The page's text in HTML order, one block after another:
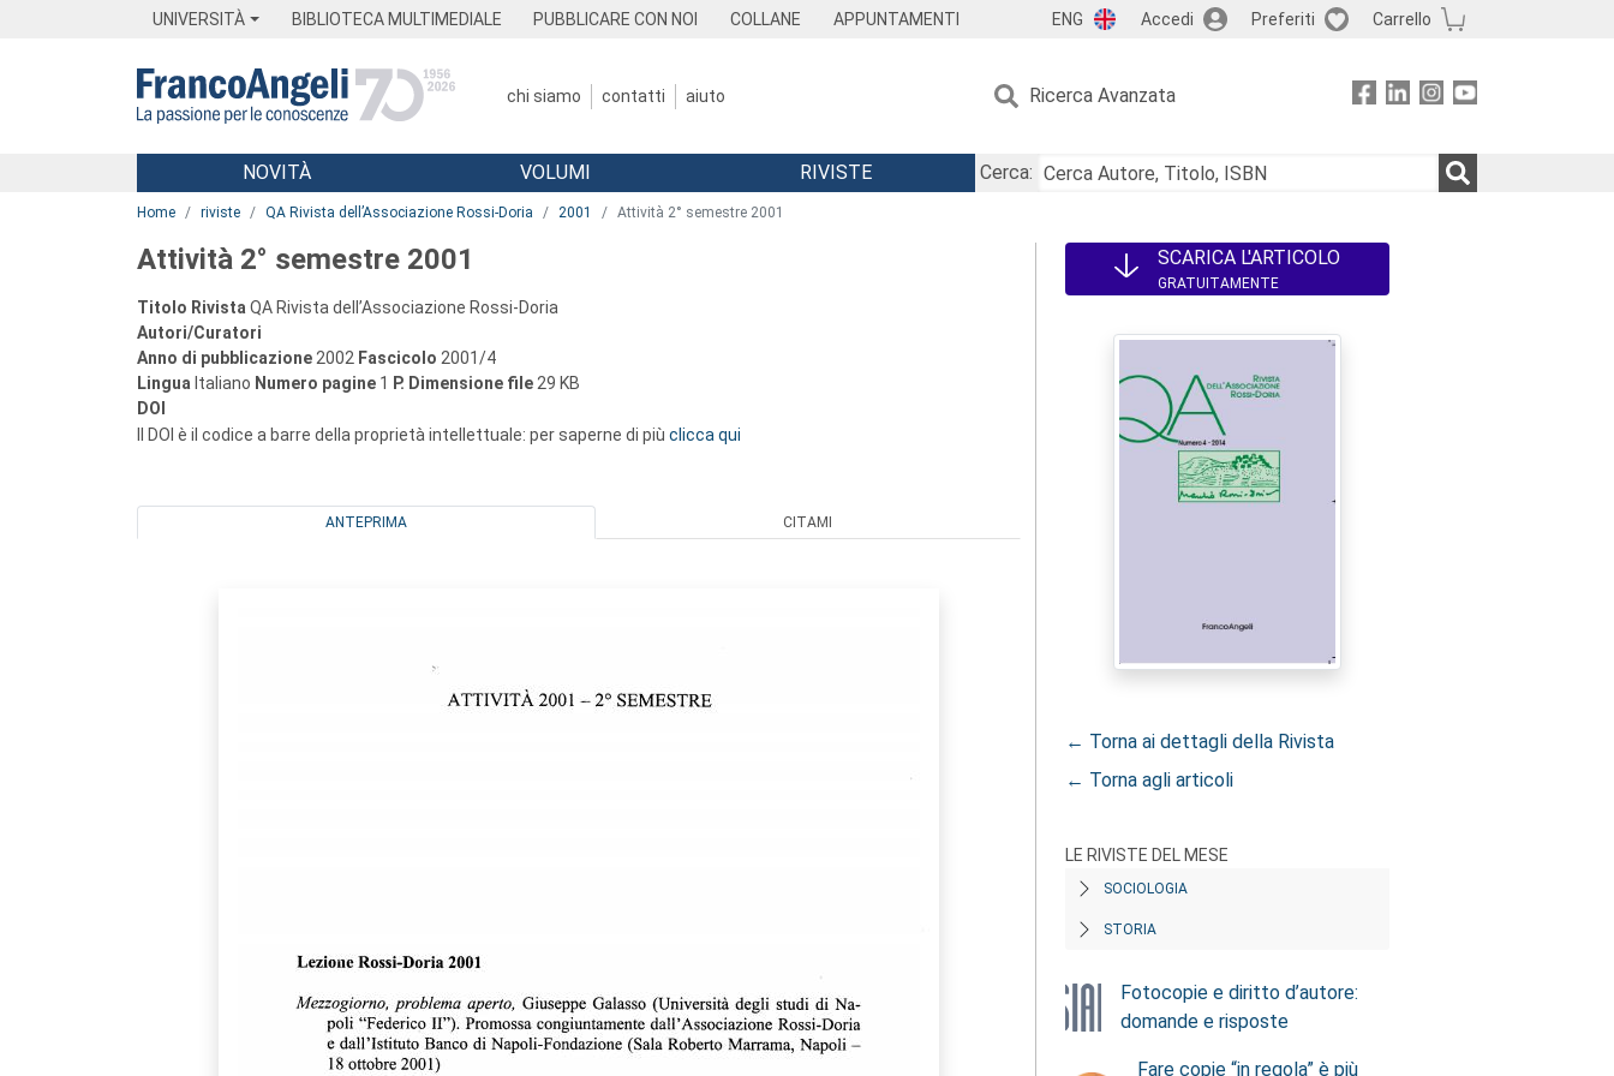
UNIVERSITÀ BIBLIOTECA MULTIMEDIALE PUBBLICARE CON NOI COLLANE APPUNTAMENTI ENG Accedi Preferiti Carrello
chi siamo contatti aiuto Ricerca Avanzata
Menu
NOVITÀ VOLUMI RIVISTE
Cerca:
Home riviste QA Rivista dell’Associazione Rossi-Doria 2001 Attività 2° semestre 2001
Attività 2° semestre 2001
Titolo Rivista QA Rivista dell’Associazione Rossi-Doria
Autori/Curatori
Anno di pubblicazione 2002 Fascicolo 2001/4
Lingua Italiano Numero pagine 1 P. Dimensione file 29 KB
DOI
Il DOI è il codice a barre della proprietà intellettuale: per saperne di più clicca qui
ANTEPRIMA CITAMI
SCARICA L'ARTICOLO
GRATUITAMENTE
← Torna ai dettagli della Rivista
← Torna agli articoli
LE RIVISTE DEL MESE
SOCIOLOGIA
STORIA
Fotocopie e diritto d’autore:
domande e risposte
Fare copie “in regola” è più